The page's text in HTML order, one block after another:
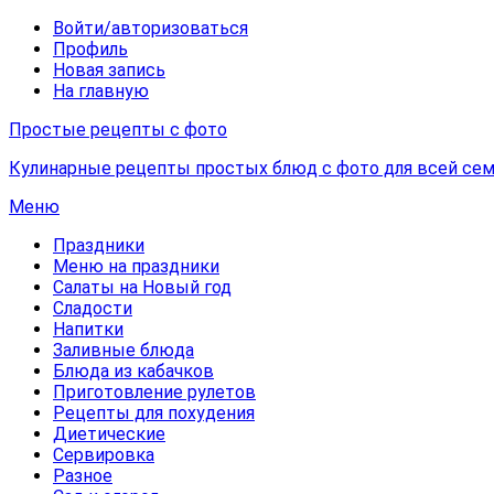
Войти/авторизоваться
Профиль
Новая запись
На главную
Простые рецепты с фото
Кулинарные рецепты простых блюд с фото для всей
Меню
Праздники
Меню на праздники
Салаты на Новый год
Сладости
Напитки
Заливные блюда
Блюда из кабачков
Приготовление рулетов
Рецепты для похудения
Диетические
Сервировка
Разное